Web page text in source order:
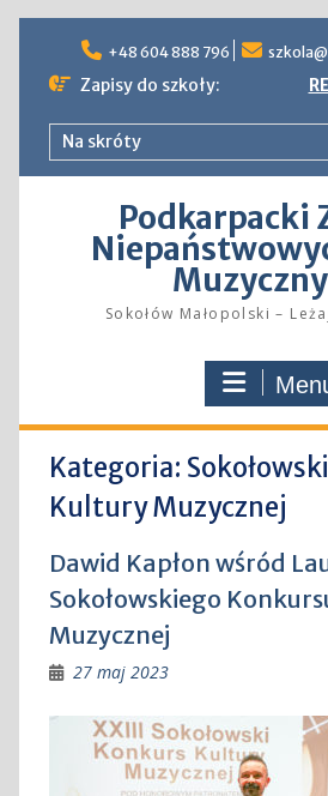
content
+48 604 888 796
Zapisy do szkoły:
Na skróty
Podkarpacki
Sokołów Małopolski –
Kategoria:
Kultury Muzycznej
Dawid Kapłon wśród
Sokołowskiego
Muzycznej
27 maj 2023